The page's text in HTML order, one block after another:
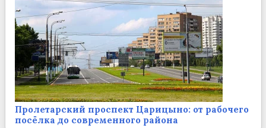
Пролетарский проспект Царицыно: от рабочего
посёлка до современного района